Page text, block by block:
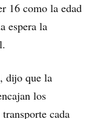
16 como la edad
espera la
dijo que la
los
cada